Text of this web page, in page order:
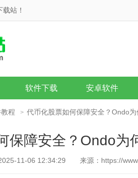
站！
软件下载 安卓软件
程 > 代币化股票如何保障安全？Ondo
保障安全？Ondo为
11-06 12:34:29 来源：https://